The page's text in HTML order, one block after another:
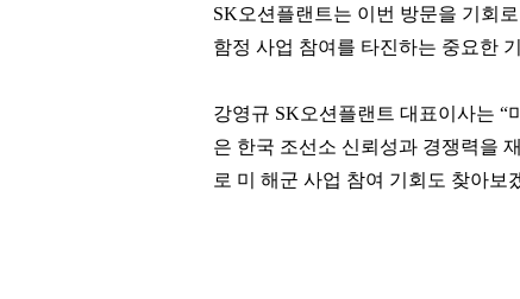
SK오션플랜트는 이번 방문을 기회
함정 사업 참여를 타진하는 중요한
강영규 SK오션플랜트 대표이사는 “
은 한국 조선소 신뢰성과 경쟁력을
로 미 해군 사업 참여 기회도 찾아보